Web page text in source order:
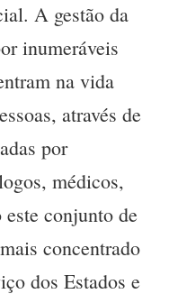
A gestão da
inumeráveis
na vida
através de
por
médicos,
este conjunto de
concentrado
dos Estados e